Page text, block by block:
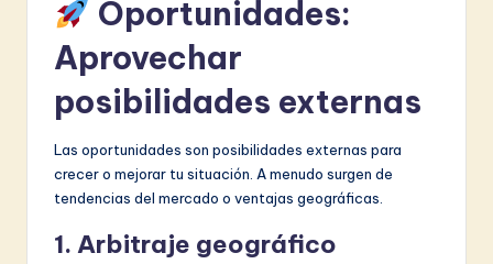
Oportunidades:
Aprovechar
posibilidades externas
Las oportunidades son posibilidades externas para
crecer o mejorar tu situación. A menudo surgen de
tendencias del mercado o ventajas geográficas.
1. Arbitraje geográfico